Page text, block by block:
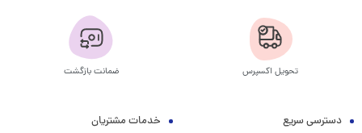
تحویل اکسپرس ضمانت بازگشت
دسترسی سریع خدمات مشتریان